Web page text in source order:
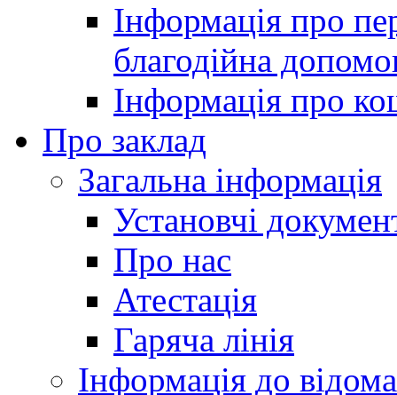
Інформація про
благодійна
Інформація про
Про заклад
Загальна інформація
Установчі
Про нас
Атестація
Гаряча лінія
Інформація до відома